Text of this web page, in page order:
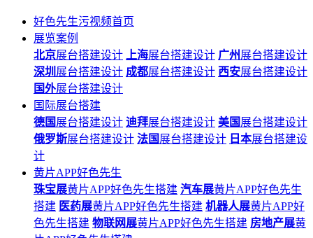
好色先生污视频首页
展览案例
北京展台搭建设计 上海展台搭建设计 广州展台搭建设计
深圳 展台搭建设计 成都展台搭建设计 西安展台搭建设计
国外展台搭建设计
国际展台搭建
德国 展台搭建设计 迪拜展台搭建设计 美国 展台搭建设计
俄罗斯展台搭建设计 法国 展台搭建设计 日本展台搭建设
计
黄片APP好色先生
珠宝展黄片APP好色先生搭建 汽车展黄片APP好色先生
搭建 医药展黄片APP好色先生搭建 机器人展黄片APP好
色先生搭建 物联网展黄片APP好色先生搭建 房地产展黄